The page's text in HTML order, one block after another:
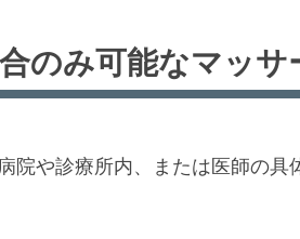
のみ可能なマッサ
院や診療所内、または医師の具